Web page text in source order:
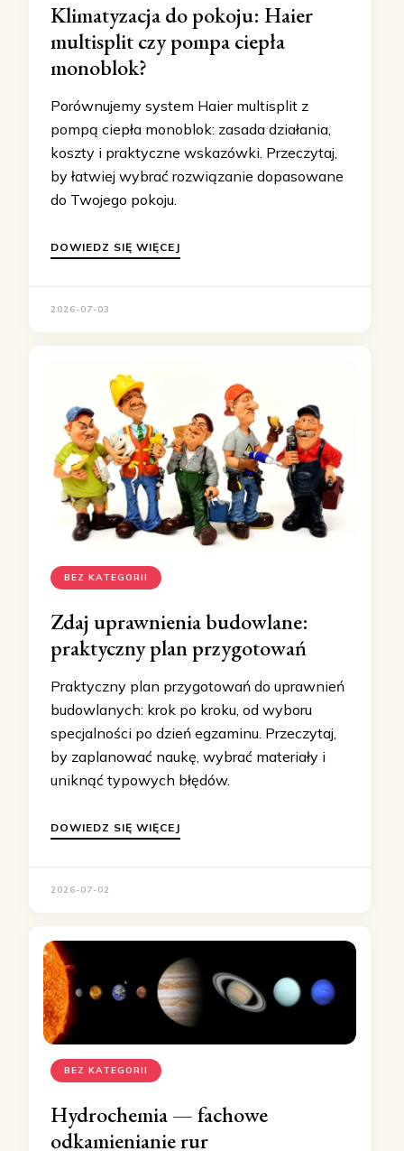
Klimatyzacja do pokoju: Haier
multisplit czy pompa ciepła
monoblok?
Porównujemy system Haier multisplit z
pompą ciepła monoblok: zasada działania,
koszty i praktyczne wskazówki. Przeczytaj,
by łatwiej wybrać rozwiązanie dopasowane
do Twojego pokoju.
DOWIEDZ SIĘ WIĘCEJ
2026-07-03
BEZ KATEGORII
Zdaj uprawnienia budowlane:
praktyczny plan przygotowań
Praktyczny plan przygotowań do uprawnień
budowlanych: krok po kroku, od wyboru
specjalności po dzień egzaminu. Przeczytaj,
by zaplanować naukę, wybrać materiały i
uniknąć typowych błędów.
DOWIEDZ SIĘ WIĘCEJ
2026-07-02
BEZ KATEGORII
Hydrochemia — fachowe
odkamienianie rur